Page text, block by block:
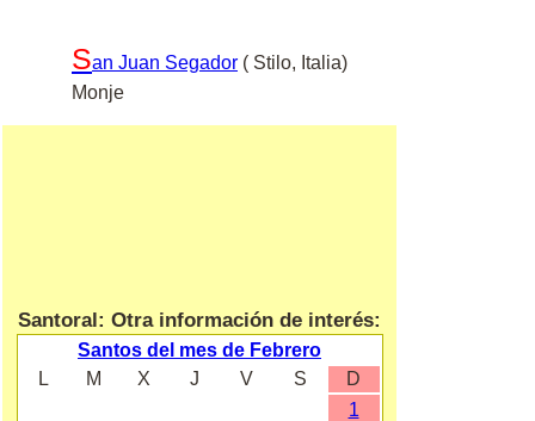
San Juan Segador ( Stilo, Italia)
Monje
Santoral: Otra información de interés:
Santos del mes de Febrero
L
M X J V S
D
1